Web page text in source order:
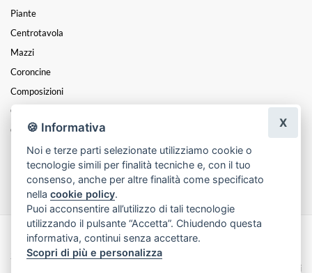
Piante
Centrotavola
Mazzi
Coroncine
Composizioni
Cesti
Cuori
Funebre
Festa Della Donna
Made with byInfoser.it- Realizzazione Siti ecommerce per Fioristi
2026
Termini e Condizioni
🍪 Informativa
Noi e terze parti selezionate utilizziamo cookie o
tecnologie simili per finalità tecniche e, con il tuo
consenso, anche per altre finalità come specificato
nellacookie policy.
Puoi acconsentire all’utilizzo di tali tecnologie
utilizzando il pulsante “Accetta”. Chiudendo questa
informativa, continui senza accettare.
Scopri di più e personalizza
X